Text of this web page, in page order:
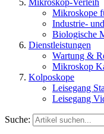
Mikroskop-Verleih
Mikroskope
Industrie-
Biologische
Dienstleistungen
Wartung &
Mikroskop
Kolposkope
Leisegang
Leisegang
Suche: